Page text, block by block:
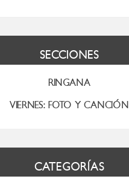
SECCIONES
RINGANA
VIERNES: FOTO Y CANCIÓN
CATEGORÍAS